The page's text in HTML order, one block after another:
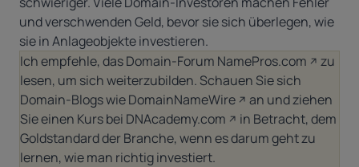
und verschwenden Geld, bevor sie sich überlegen, wie
sie in Anlageobjekte investieren.
Ich empfehle, das Domain-Forum NamePros.com
zu
lesen, um sich weiterzubilden. Schauen Sie sich
Domain-Blogs wieDomainNameWire
an und ziehen
Sie einen Kurs bei DNAcademy.com
in Betracht, dem
Goldstandard der Branche, wenn es darum geht zu
lernen, wie man richtig investiert.